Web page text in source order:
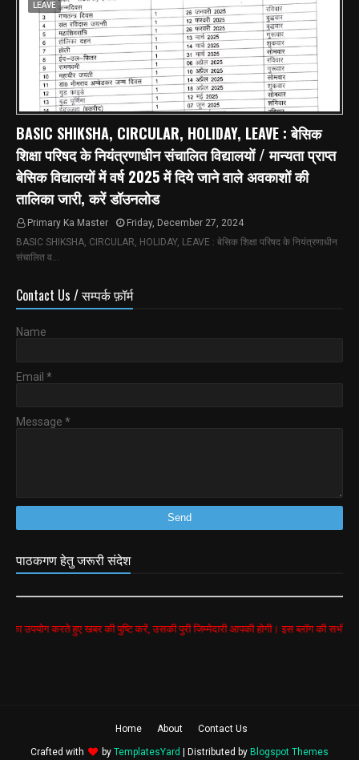
LEAVE
BASIC SHIKSHA, CIRCULAR, HOLIDAY, LEAVE : बेसिक
शिक्षा परिषद के नियंत्रणाधीन संचालित विद्यालयों / मान्यता प्राप्त
बेसिक विद्यालयों में वर्ष 2025 में दिये जाने वाले अवकाशों की
तालिका जारी, करें डॉउनलोड
Primary Ka Master
Friday, December 27, 2024
BASIC SHIKSHA, CIRCULAR, HOLIDAY, LEAVE : बेसिक शिक्षा परिषद के नियंत्रणाधीन
संचालित व…
Contact Us / सम्पर्क फ़ॉर्म
Name
Email *
Message *
पाठकगण हेतु जरूरी संदेश
हुए खबर की पुष्टि करें, उसकी पुरी जिम्मेदारी आपकी होगी। इस ब्लॉग की सभी खबरें
Home About Contact Us
Crafted with by TemplatesYard | Distributed by Blogspot Themes